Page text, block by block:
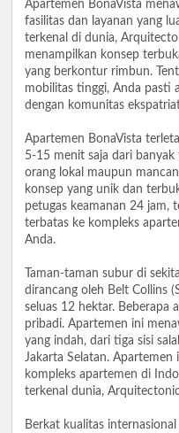
Apartemen BonaVista
fasilitas dan layanan yang
terkenal di dunia,
menampilkan konsep
yang berkontur rimbun.
mobilitas tinggi, Anda pasti
dengan komunitas
Apartemen BonaVista
5-15 menit saja dari
orang lokal maupun
konsep yang unik dan
petugas keamanan 24 jam,
terbatas ke kompleks
Anda.
Taman-taman subur di
dirancang oleh Belt Collins
seluas 12 hektar. Beberapa
pribadi. Apartemen ini
yang indah, dari tiga sisi
Jakarta Selatan.
kompleks apartemen di
terkenal dunia,
Berkat kualitas